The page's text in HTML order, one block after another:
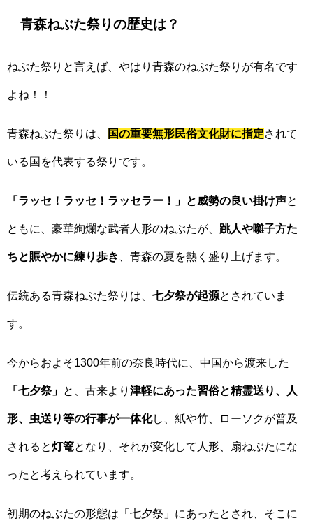
青森ねぶた祭りの歴史は？
ねぶた祭りと言えば、やはり青森のねぶた祭りが有名です
よね！！
青森ねぶた祭りは、 国の重要無形民俗文化財に指定されて
いる国を代表する祭りです。
「ラッセ！ラッセ！ラッセラー！」と威勢の良い掛け声と
ともに、豪華絢爛な武者人形のねぶたが、 跳人や囃子方た
ちと賑やかに練り歩き 、青森の夏を熱く盛り上げます。
伝統ある青森ねぶた祭りは、 七夕祭が起源とされていま
す。
今からおよそ1300年前の奈良時代に、中国から渡来した
「七夕祭」 と、古来より 津軽にあった習俗と精霊送り、人
形、虫送り等の行事が一体化し、紙や竹、ローソクが普及
されると灯篭となり、それが変化して人形、扇ねぶたにな
ったと考えられています。
初期のねぶたの形態は「七夕祭」にあったとされ、そこに